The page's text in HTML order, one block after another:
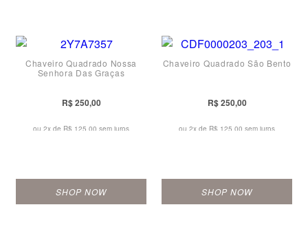
Chaveiro Quadrado Nossa
Senhora Das Graças
R$ 250,00
ou 2x de R$ 125,00 sem juros
SHOP NOW
Chaveiro Quadrado São Bento
R$ 250,00
ou 2x de R$ 125,00 sem juros
SHOP NOW